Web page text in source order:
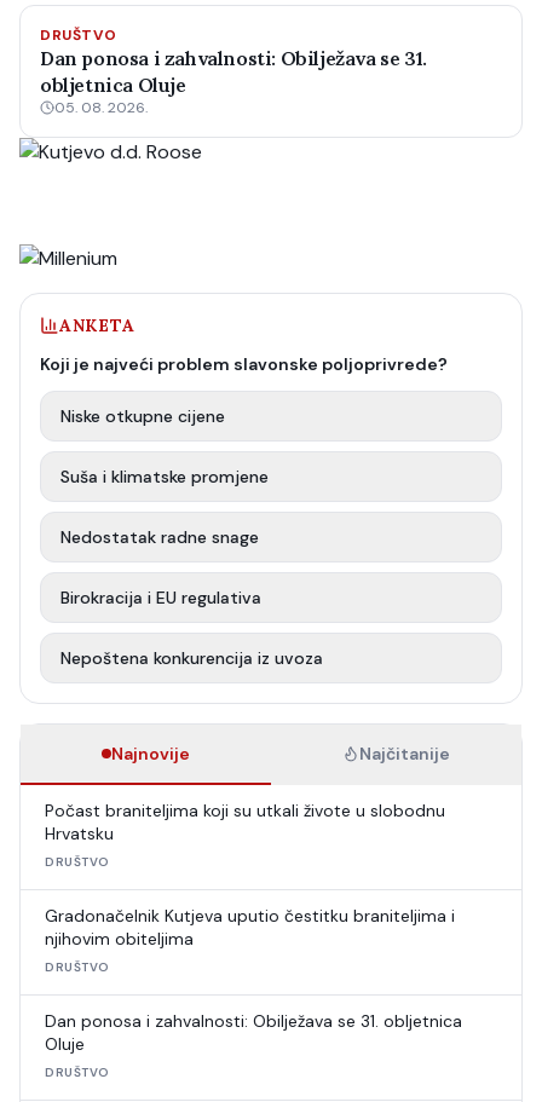
DRUŠTVO
Dan ponosa i zahvalnosti: Obilježava se 31.
obljetnica Oluje
05. 08. 2026.
ANKETA
Koji je najveći problem slavonske poljoprivrede?
Niske otkupne cijene
Suša i klimatske promjene
Nedostatak radne snage
Birokracija i EU regulativa
Nepoštena konkurencija iz uvoza
Najnovije Najčitanije
Počast braniteljima koji su utkali živote u slobodnu
Hrvatsku
DRUŠTVO
Gradonačelnik Kutjeva uputio čestitku braniteljima i
njihovim obiteljima
DRUŠTVO
Dan ponosa i zahvalnosti: Obilježava se 31. obljetnica
Oluje
DRUŠTVO